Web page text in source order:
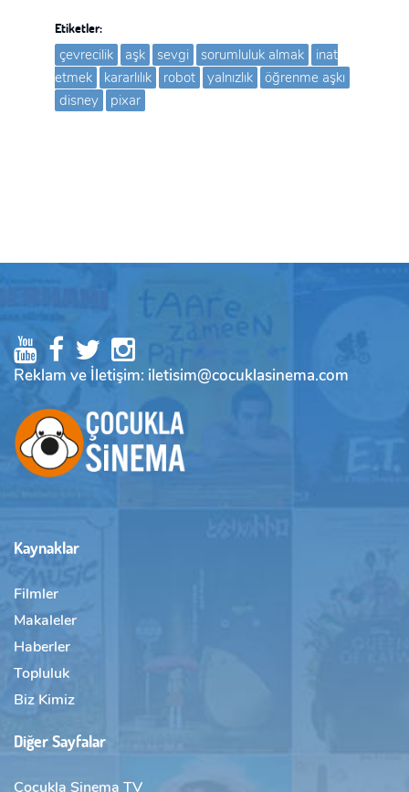
Etiketler:
çevrecilik aşk sevgi sorumluluk almak
inat
etmek
kararlılık robot yalnızlık
öğrenme aşkı
disney
pixar
Reklam ve İletişim: iletisim@cocuklasinema.com
Kaynaklar
Filmler
Makaleler
Haberler
Topluluk
Biz Kimiz
Diğer Sayfalar
Çocukla Sinema TV